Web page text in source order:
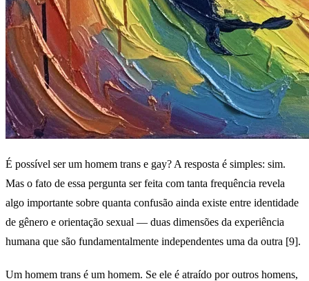
É possível ser um homem trans e gay? A resposta é simples: sim.
Mas o fato de essa pergunta ser feita com tanta frequência revela
algo importante sobre quanta confusão ainda existe entre identidade
de gênero e orientação sexual — duas dimensões da experiência
humana que são fundamentalmente independentes uma da outra [9].
Um homem trans é um homem. Se ele é atraído por outros homens,